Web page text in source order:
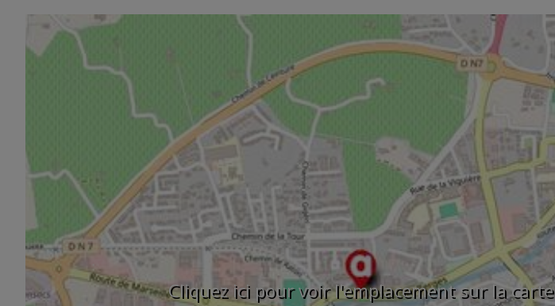
Cliquez ici pour voir l'emplacement sur la carte